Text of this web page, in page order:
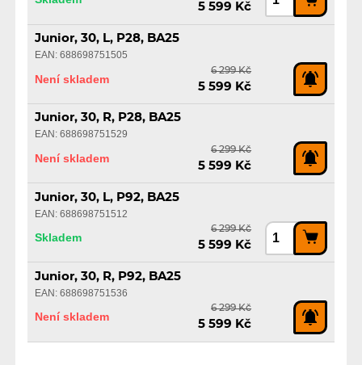
5 599 Kč
Junior, 30, L, P28, BA25
EAN: 688698751505
Není skladem
6 299 Kč
5 599 Kč
Junior, 30, R, P28, BA25
EAN: 688698751529
Není skladem
6 299 Kč
5 599 Kč
Junior, 30, L, P92, BA25
EAN: 688698751512
Skladem
6 299 Kč
5 599 Kč
Junior, 30, R, P92, BA25
EAN: 688698751536
Není skladem
6 299 Kč
5 599 Kč